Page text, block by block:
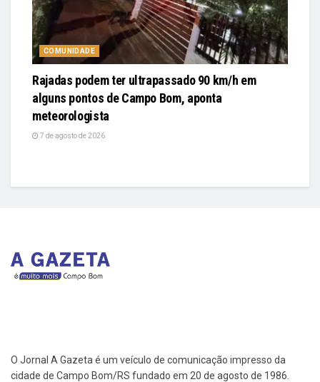
COMUNIDADE
Rajadas podem ter ultrapassado 90 km/h em
alguns pontos de Campo Bom, aponta
meteorologista
7 de agosto de 2026
O Jornal A Gazeta é um veículo de comunicação impresso da
cidade de Campo Bom/RS fundado em 20 de agosto de 1986.